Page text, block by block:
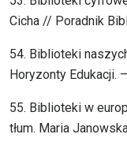
Cicha // Poradnik
54. Biblioteki
Horyzonty Edukacji.
55. Biblioteki w
tłum. Maria